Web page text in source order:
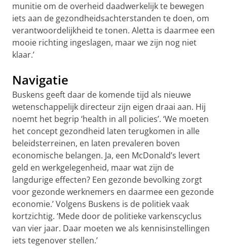
munitie om de overheid daadwerkelijk te bewegen
iets aan de gezondheidsachterstanden te doen, om
verantwoordelijkheid te tonen. Aletta is daarmee een
mooie richting ingeslagen, maar we zijn nog niet
klaar.’
Navigatie
Buskens geeft daar de komende tijd als nieuwe
wetenschappelijk directeur zijn eigen draai aan. Hij
noemt het begrip ‘health in all policies’. ‘We moeten
het concept gezondheid laten terugkomen in alle
beleidsterreinen, en laten prevaleren boven
economische belangen. Ja, een McDonald’s levert
geld en werkgelegenheid, maar wat zijn de
langdurige effecten? Een gezonde bevolking zorgt
voor gezonde werknemers en daarmee een gezonde
economie.’ Volgens Buskens is de politiek vaak
kortzichtig. ‘Mede door de politieke varkenscyclus
van vier jaar. Daar moeten we als kennisinstellingen
iets tegenover stellen.’